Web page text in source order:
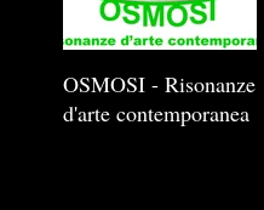
OSMOSI - Risonanze
d'arte contemporanea